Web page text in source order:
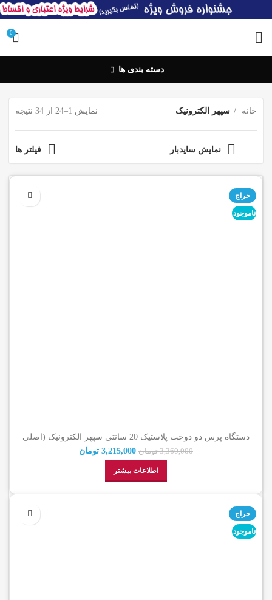
0
دسته بندی ها
خانه سپهر الکترونیک نمایش 1–24 از 34 نتیجه
نمایش سایدبار فیلتر ها
حراج
ناموجود
دستگاه پرس دو دوخت پلاستیک 20 سانتی سپهر الکترونیک (اصلی
شرکتی)
3,360,000 تومان 3,215,000 تومان
اطلاعات بیشتر
حراج
ناموجود